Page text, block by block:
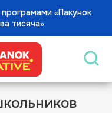
«Пакунок
тисяча»